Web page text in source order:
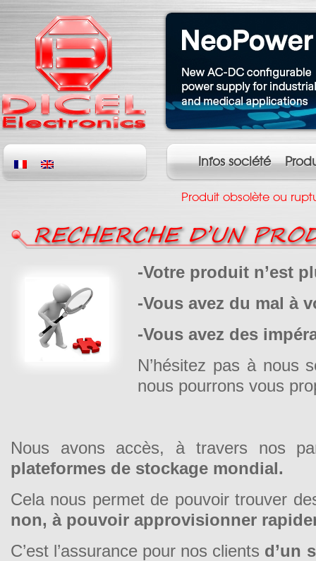
Infos société
Produit obsolète ou
RECHERCHE D’UN
-Votre produit n’est
-Vous avez du mal à
-Vous avez des
N’hésitez pas à nous
nous pourrons vous
Nous avons accès, à travers nos
plateformes de stockage mondial.
Cela nous permet de pouvoir trouver
non, à pouvoir approvisionner
C’est l’assurance pour nos clients d’un